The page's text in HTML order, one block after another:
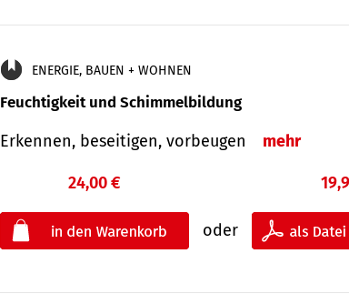
ENERGIE, BAUEN + WOHNEN
Feuchtigkeit und Schimmelbildung
Erkennen, beseitigen, vorbeugen mehr
24,00 €
oder